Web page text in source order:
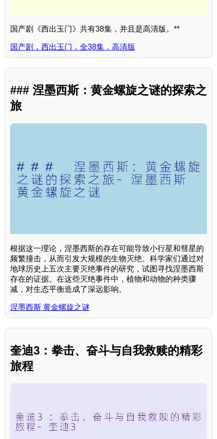
国产剧《西出玉门》共有38集，并且是高清版。**
国产剧，西出玉门，全38集，高清版
### 涅墨西斯：黄金螺旋之谜的探索之
旅
根据这一理论，涅墨西斯的存在可能导致小行星和彗星的
频繁撞击，从而引发大规模的生物灭绝。科学家们通过对
地球历史上五次主要灭绝事件的研究，试图寻找涅墨西斯
存在的证据。在这些灭绝事件中，植物和动物的种类骤
减，对生态平衡造成了深远影响。
涅墨西斯 黄金螺旋之谜
奎迪3：拳击、奋斗与自我救赎的精彩
旅程